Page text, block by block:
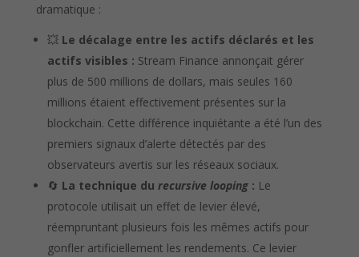
dramatique :
💥 Le décalage entre les actifs déclarés et les
actifs visibles : Stream Finance annonçait gérer
plus de 500 millions de dollars, mais seules 160
millions étaient effectivement présentes sur la
blockchain. Cette différence inquiétante a été l’un des
premiers signaux d’alerte détectés par des
observateurs avertis sur les réseaux sociaux.
🔄 La technique du recursive looping: Le
protocole utilisait un effet de levier élevé,
réempruntant plusieurs fois les mêmes actifs pour
gonfler artificiellement les rendements. Ce levier